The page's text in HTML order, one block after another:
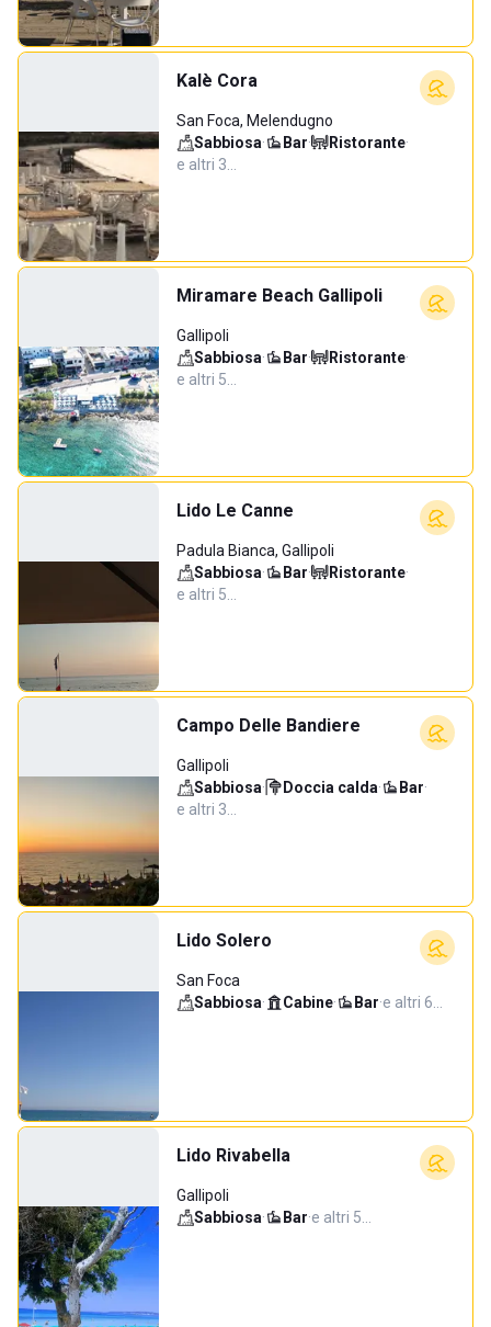
Kalè Cora
San Foca, Melendugno
Sabbiosa· Bar· Ristorante·
e altri 3…
Miramare Beach Gallipoli
Gallipoli
Sabbiosa· Bar· Ristorante·
e altri 5…
Lido Le Canne
Padula Bianca, Gallipoli
Sabbiosa· Bar· Ristorante·
e altri 5…
Campo Delle Bandiere
Gallipoli
Sabbiosa· Doccia calda· Bar·
e altri 3…
Lido Solero
San Foca
Sabbiosa· Cabine· Bar·e altri 6…
Lido Rivabella
Gallipoli
Sabbiosa· Bar·e altri 5…